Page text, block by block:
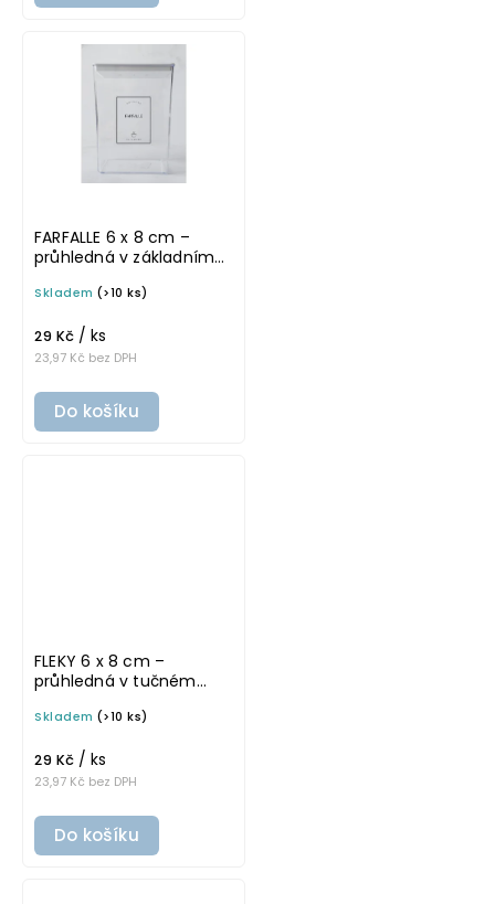
FARFALLE 6 x 8 cm –
průhledná v základním
samolepka na
Skladem (>10 ks)
23,97 Kč bez DPH
29 Kč / ks
Do košíku
FLEKY 6 x 8 cm –
průhledná v tučném
samolepka na
Skladem (>10 ks)
23,97 Kč bez DPH
29 Kč / ks
Do košíku